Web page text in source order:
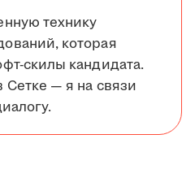
технику
которая
скилы кандидата.
— я на связи